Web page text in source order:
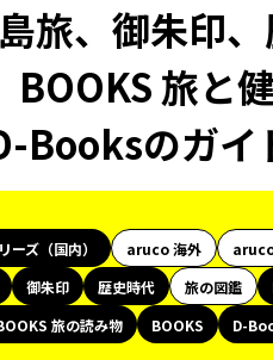
旅、御朱印
BOOKS 旅と
Booksのガイ
ーズ（国内） aruco 海外
御朱印 歴史時代 旅の図鑑
旅の読み物 BOOKS
D-